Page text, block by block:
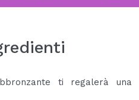
ti regalerà una